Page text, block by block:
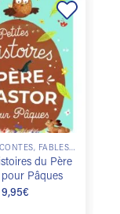
Ajouter
à la
liste de
souhaits
RECUEILS (CONTES, FABLES...)
du Père
Pâques
9,95€